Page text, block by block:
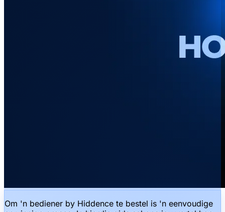
Om 'n bediener by Hiddence te bestel is 'n eenvoudige